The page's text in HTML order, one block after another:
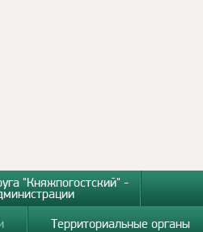
"Княжпогостский" -
Территориальные органы